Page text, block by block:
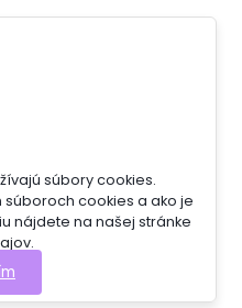
súbory cookies.
súboroch cookies a ako je
nájdete na našej stránke